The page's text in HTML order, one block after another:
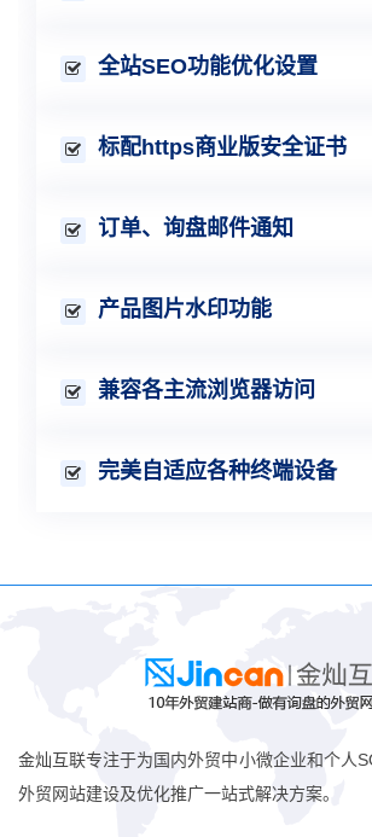
全站SEO功能优化设置
标配https商业版安全证书
订单、询盘邮件通知
产品图片水印功能
兼容各主流浏览器访问
完美自适应各种终端设备
金灿互联专注于为国内外贸中小微企业和个人
外贸网站建设及优化推广一站式解决方案。